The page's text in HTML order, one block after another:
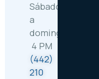
Sábado
a
domingo: 8 AM –
4 PM
(442)
210